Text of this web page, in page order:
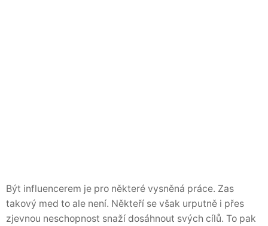
Být influencerem je pro některé vysněná práce. Zas
takový med to ale není. Někteří se však urputně i přes
zjevnou neschopnost snaží dosáhnout svých cílů. To pak